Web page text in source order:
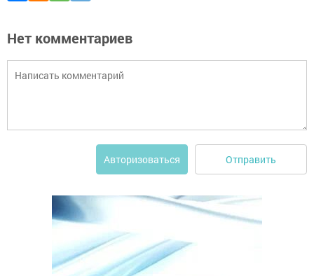
Нет комментариев
Авторизоваться Отправить